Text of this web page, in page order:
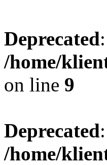
Deprecated
/home/
on line 9
Deprecated
/home/